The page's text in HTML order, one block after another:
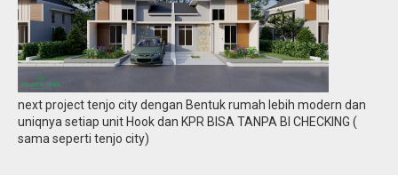
tenjo : tenjo city metropolis
Jual 234.983.969
next project tenjo city dengan Bentuk rumah lebih modern dan
uniqnya setiap unit Hook dan KPR BISA TANPA BI CHECKING (
sama seperti tenjo city)